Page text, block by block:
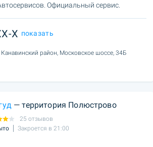
Официальный сервис.
X показать
район, Московское шоссе, 34Б
— территория Полюстрово
25 отзывов
Закроется в 21:00